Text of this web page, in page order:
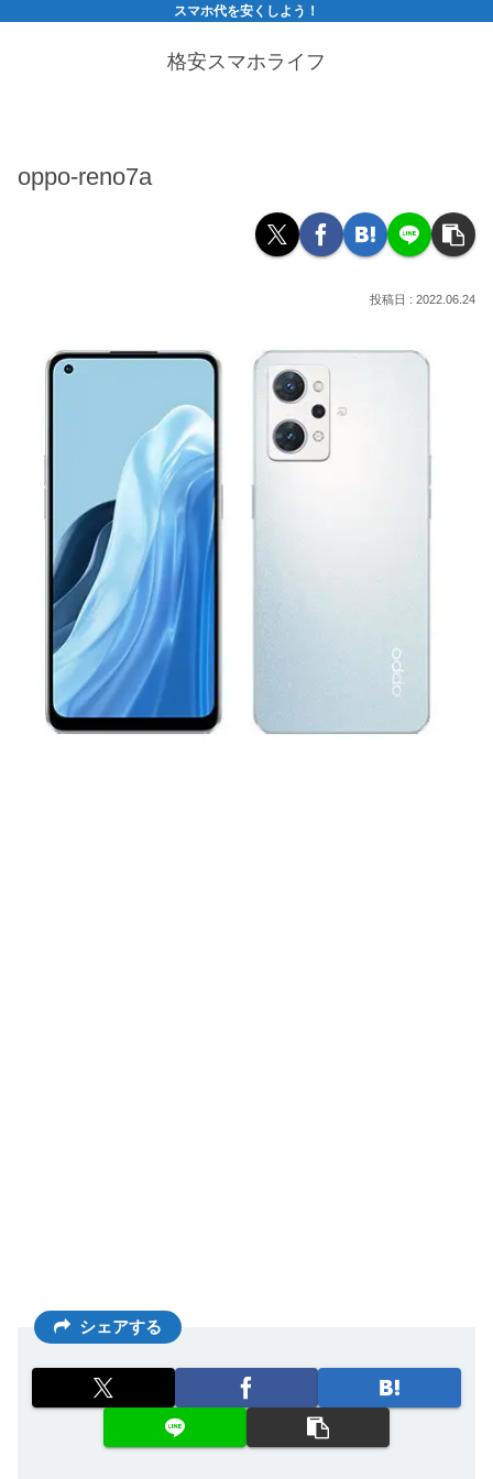
スマホ代を安くしよう！
格安スマホライフ
oppo-reno7a
2022.06.24
シェアする